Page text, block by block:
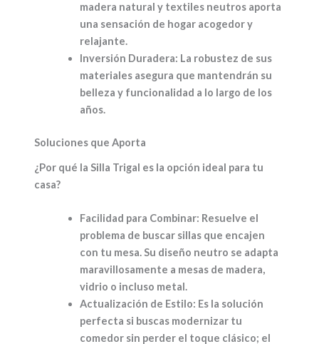
madera natural y textiles neutros aporta
una sensación de hogar acogedor y
relajante.
Inversión Duradera: La robustez de sus
materiales asegura que mantendrán su
belleza y funcionalidad a lo largo de los
años.
Soluciones que Aporta
¿Por qué la Silla Trigal es la opción ideal para tu
casa?
Facilidad para Combinar: Resuelve el
problema de buscar sillas que encajen
con tu mesa. Su diseño neutro se adapta
maravillosamente a mesas de madera,
vidrio o incluso metal.
Actualización de Estilo: Es la solución
perfecta si buscas modernizar tu
comedor sin perder el toque clásico; el